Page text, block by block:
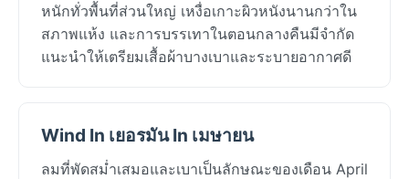
หนักทั่วพื้นที่ส่วนใหญ่ เหงื่อเกาะผิวหนังนานกว่าใน
สภาพแห้ง และการบรรเทาในตอนกลางคืนมีจำกัด
แนะนำให้เตรียมเสื้อผ้าบางเบาและระบายอากาศดี
Wind In เยอรมัน In เมษายน
ลมที่พัดสม่ำเสมอและเบาเป็นลักษณะของเดือน April